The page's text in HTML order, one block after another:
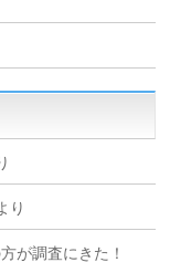
り
が調査にきた！